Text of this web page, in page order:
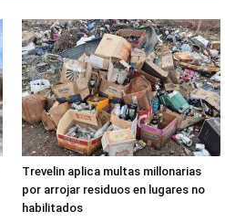
Trevelin aplica multas millonarias
por arrojar residuos en lugares no
habilitados